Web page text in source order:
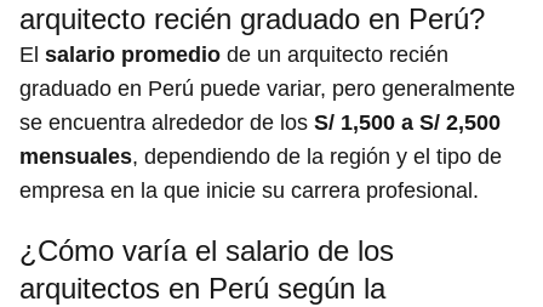
arquitecto recién graduado en Perú?
El salario promedio de un arquitecto recién
graduado en Perú puede variar, pero generalmente
se encuentra alrededor de los S/ 1,500 a S/ 2,500
mensuales, dependiendo de la región y el tipo de
empresa en la que inicie su carrera profesional.
¿Cómo varía el salario de los
arquitectos en Perú según la